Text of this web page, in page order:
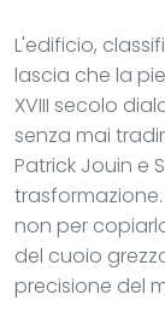
L'edificio,
lascia che la
XVIII secolo
senza mai
Patrick Jouin e
non per
del cuoio
precisione del